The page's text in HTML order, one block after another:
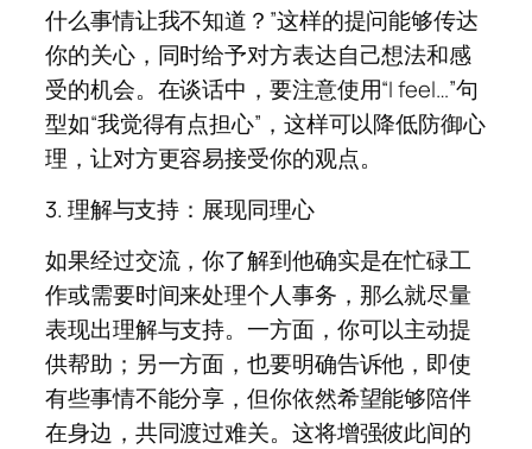
什么事情让我不知道？”这样的提问能够传达
你的关心，同时给予对方表达自己想法和感
受的机会。在谈话中，要注意使用“I feel…”句
型如“我觉得有点担心”，这样可以降低防御心
理，让对方更容易接受你的观点。
3. 理解与支持：展现同理心
如果经过交流，你了解到他确实是在忙碌工
作或需要时间来处理个人事务，那么就尽量
表现出理解与支持。一方面，你可以主动提
供帮助；另一方面，也要明确告诉他，即使
有些事情不能分享，但你依然希望能够陪伴
在身边，共同渡过难关。这将增强彼此间的